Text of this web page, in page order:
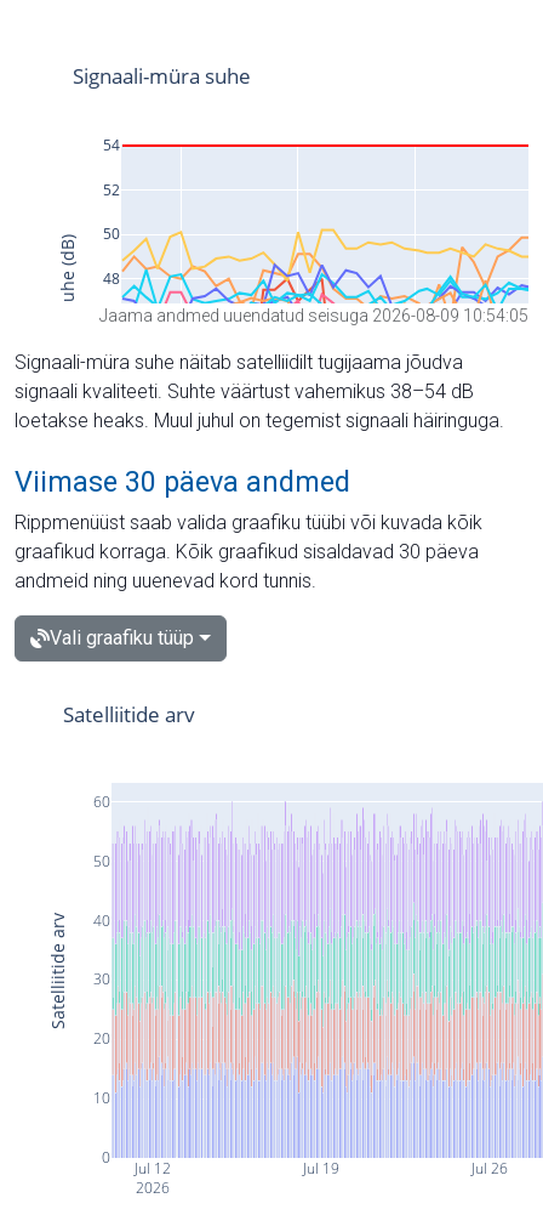
Jaama andmed uuendatud seisuga 2026-08-09 10:54:05
Signaali-müra suhe näitab satelliidilt tugijaama jõudva
signaali kvaliteeti. Suhte väärtust vahemikus 38–54 dB
loetakse heaks. Muul juhul on tegemist signaali häiringuga.
Viimase 30 päeva andmed
Rippmenüüst saab valida graafiku tüübi või kuvada kõik
graafikud korraga. Kõik graafikud sisaldavad 30 päeva
andmeid ning uuenevad kord tunnis.
Vali graafiku tüüp
Jul 12
2026
Jul 19 Jul 26
0
10
20
30
40
50
60
Satelliitide arv
Satelliitide arv